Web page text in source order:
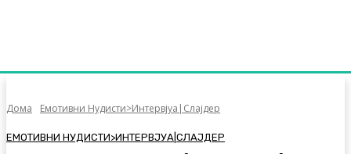
Дома Емотивни Нудисти>Интервјуа|Слајдер
ЕМОТИВНИ НУДИСТИ>ИНТЕРВЈУА|СЛАЈДЕР